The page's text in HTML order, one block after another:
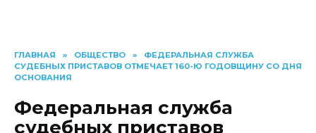
ГЛАВНАЯ » ОБЩЕСТВО »
ФЕДЕРАЛЬНАЯ СЛУЖБА
СУДЕБНЫХ ПРИСТАВОВ ОТМЕЧАЕТ 160-Ю ГОДОВЩИНУ СО ДНЯ
ОСНОВАНИЯ
Федеральная служба
судебных приставов